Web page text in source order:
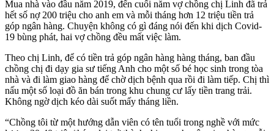
Mua nhà vào đầu năm 2019, đến cuối năm vợ chồng chị Linh đã trả
hết số nợ 200 triệu cho anh em và mỗi tháng hơn 12 triệu tiền trả
góp ngân hàng. Chuyện không có gì đáng nói đến khi dịch Covid-
19 bùng phát, hai vợ chồng đều mất việc làm.
Theo chị Linh, để có tiền trả góp ngân hàng hàng tháng, ban đầu
chồng chị đi dạy gia sư tiếng Anh cho một số bé học sinh trong tòa
nhà và đi làm giao hàng để chờ dịch bệnh qua rồi đi làm tiếp. Chị thì
nấu một số loại đồ ăn bán trong khu chung cư lấy tiền trang trải.
Không ngờ dịch kéo dài suốt mấy tháng liền.
“Chồng tôi từ một hướng dẫn viên có tên tuổi trong nghề với mức